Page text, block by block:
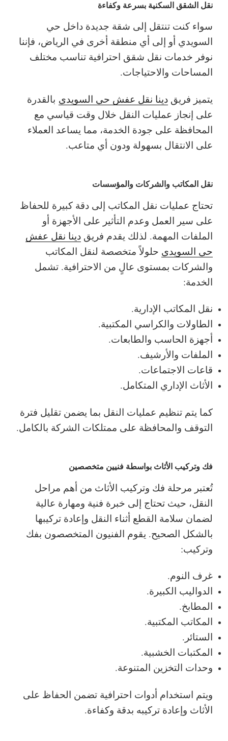
نقل الشقق السكنية بسرعة وكفاءة
سواء كنت تنتقل إلى شقة جديدة داخل حي
السويدي أو إلى أي منطقة أخرى في الرياض، فإننا
نوفر خدمات نقل شقق احترافية تناسب مختلف
المساحات والاحتياجات.
يتميز فريق دينا نقل عفش حي السويدي بالقدرة
على إنجاز عمليات النقل خلال وقت قياسي مع
المحافظة على جودة الخدمة، مما يساعد العملاء
على الانتقال بسهولة ودون أي متاعب.
نقل المكاتب والشركات والمؤسسات
تحتاج عمليات نقل المكاتب إلى دقة كبيرة للحفاظ
على سير العمل وعدم التأثير على الأجهزة أو
الملفات المهمة. لذلك يقدم فريق دينا نقل عفش
حي السويدي حلولاً متخصصة لنقل المكاتب
والشركات بمستوى عالٍ من الاحترافية. تشمل
الخدمة:
نقل المكاتب الإدارية.
الطاولات والكراسي المكتبية.
أجهزة الحاسب والطابعات.
الملفات والأرشيف.
قاعات الاجتماعات.
الأثاث الإداري المتكامل.
كما يتم تنظيم عمليات النقل بما يضمن تقليل فترة
التوقف والمحافظة على ممتلكات الشركة بالكامل.
فك وتركيب الأثاث بواسطة فنيين متخصصين
تُعتبر مرحلة فك وتركيب الأثاث من أهم مراحل
النقل، حيث تحتاج إلى خبرة فنية ومهارة عالية
لضمان سلامة القطع أثناء النقل وإعادة تركيبها
بالشكل الصحيح. يقوم الفنيون المتخصصون بفك
وتركيب:
غرف النوم.
الدواليب الكبيرة.
المطابخ.
المكاتب المكتبية.
الستائر.
المكتبات الخشبية.
وحدات التخزين المتنوعة.
ويتم استخدام أدوات احترافية تضمن الحفاظ على
الأثاث وإعادة تركيبه بدقة وكفاءة.